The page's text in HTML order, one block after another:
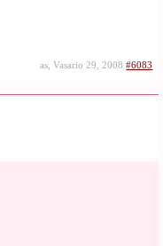
as, Vasario 29, 2008#6083